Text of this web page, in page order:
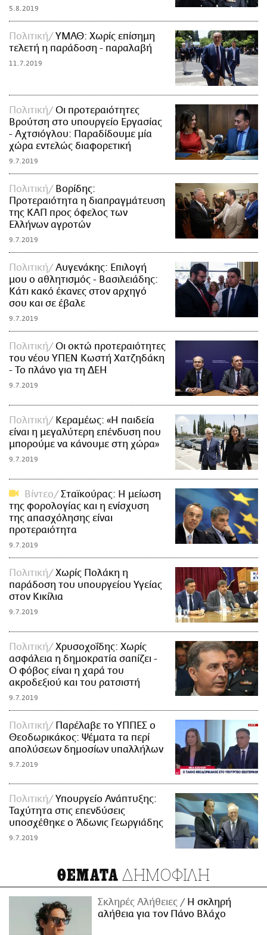
5.8.2019
Πολιτική
ΥΜΑΘ: Χωρίς επίσημη
τελετή η παράδοση - παραλαβή
11.7.2019
Πολιτική
Οι προτεραιότητες
Βρούτση στο υπουργείο Εργασίας
- Αχτσιόγλου: Παραδίδουμε μία
χώρα εντελώς διαφορετική
9.7.2019
Πολιτική
Βορίδης:
Προτεραιότητα η διαπραγμάτευση
της ΚΑΠ προς όφελος των
Ελλήνων αγροτών
9.7.2019
Πολιτική
Αυγενάκης: Επιλογή
μου ο αθλητισμός - Βασιλειάδης:
Κάτι κακό έκανες στον αρχηγό
σου και σε έβαλε
9.7.2019
Πολιτική
Οι οκτώ προτεραιότητες
του νέου ΥΠΕΝ Κωστή Χατζηδάκη
- Το πλάνο για τη ΔΕΗ
9.7.2019
Πολιτική
Κεραμέως: «Η παιδεία
είναι η μεγαλύτερη επένδυση που
μπορούμε να κάνουμε στη χώρα»
9.7.2019
Βίντεο
Σταϊκούρας: Η μείωση
της φορολογίας και η ενίσχυση
της απασχόλησης είναι
προτεραιότητα
9.7.2019
Πολιτική
Χωρίς Πολάκη η
παράδοση του υπουργείου Υγείας
στον Κικίλια
9.7.2019
Πολιτική
Χρυσοχοΐδης: Χωρίς
ασφάλεια η δημοκρατία σαπίζει -
Ο φόβος είναι η χαρά του
ακροδεξιού και του ρατσιστή
9.7.2019
Πολιτική
Παρέλαβε το ΥΠΠΕΣ ο
Θεοδωρικάκος: Ψέματα τα περί
απολύσεων δημοσίων υπαλλήλων
9.7.2019
Πολιτική
Υπουργείο Ανάπτυξης:
Ταχύτητα στις επενδύσεις
υποσχέθηκε ο Άδωνις Γεωργιάδης
9.7.2019
ΘΕΜΑΤΑ ΔΗΜΟΦΙΛΗ
Σκληρές Αλήθειες
H σκληρή
αλήθεια για τον Πάνο Βλάχο